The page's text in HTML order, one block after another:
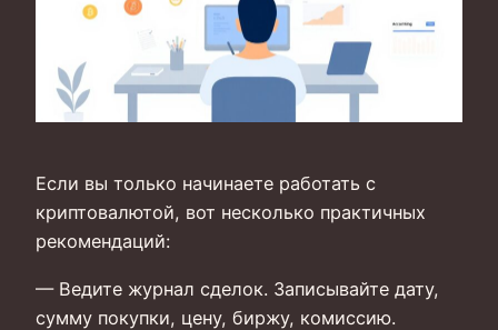
Если вы только начинаете работать с
криптовалютой, вот несколько практичных
рекомендаций:
— Ведите журнал сделок. Записывайте дату,
сумму покупки, цену, биржу, комиссию.